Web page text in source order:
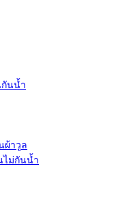
กันน้ำ
ผ้าวูล
ไม่กันน้ำ